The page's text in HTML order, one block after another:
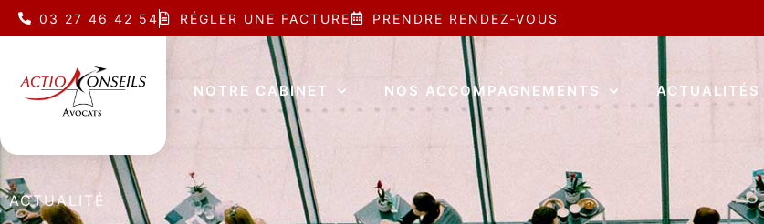
03 27 46 42 54 RÉGLER UNE FACTURE PRENDRE RENDEZ-VOUS
NOTRE CABINET NOS ACCOMPAGNEMENTS ACTUALITÉS
ACTUALITÉ